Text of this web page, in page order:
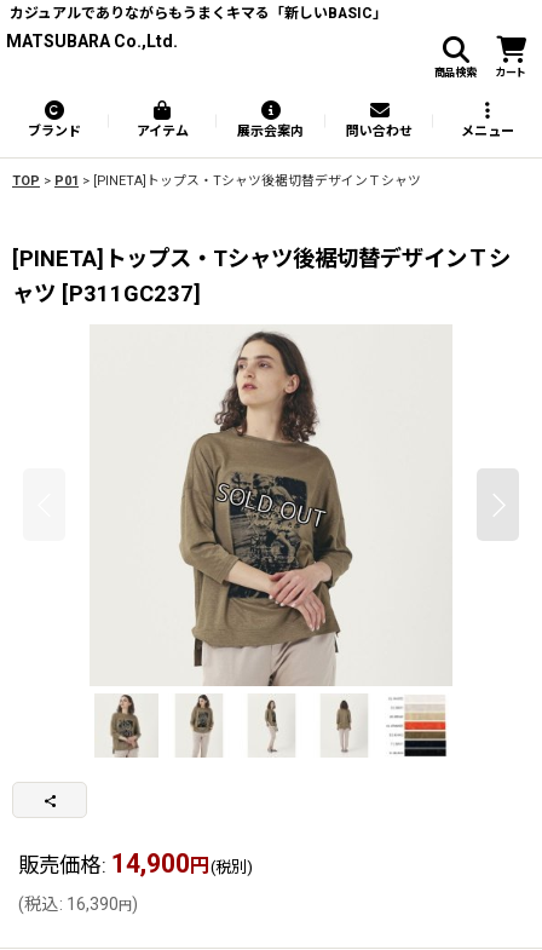
カジュアルでありながらもうまくキマる「新しいBASIC」
MATSUBARA Co.,Ltd.
商品検索 カート
ブランド アイテム 展示会案内 問い合わせ メニュー
TOP > P01 > [PINETA]トップス・Tシャツ後裾切替デザインＴシャツ
[PINETA]トップス・Tシャツ後裾切替デザインＴシ
ャツ [P311GC237]
販売価格: 14,900 円 (税別)
(税込: 16,390円)